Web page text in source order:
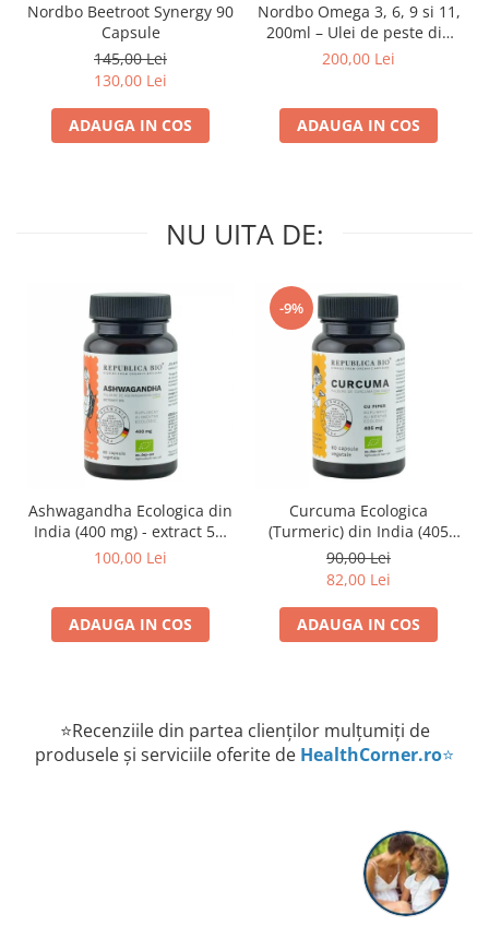
Nordbo Beetroot Synergy 90
Capsule
145,00 Lei
130,00 Lei
ADAUGA IN COS
Nordbo Omega 3, 6, 9 si 11,
200ml – Ulei de peste din
pastrav danez (certificat
200,00 Lei
ADAUGA IN COS
NU UITA DE:
Ashwagandha Ecologica din
India (400 mg) - extract 5%
Republica BIO, 60 capsule
100,00 Lei
ADAUGA IN COS
-9%
Curcuma Ecologica
(Turmeric) din India (405
mg) Republica BIO, 60
capsule
90,00 Lei
82,00 Lei
ADAUGA IN COS
⭐Recenziile din partea clienților mulțumiți de
produsele și serviciile oferite de HealthCorner.ro⭐